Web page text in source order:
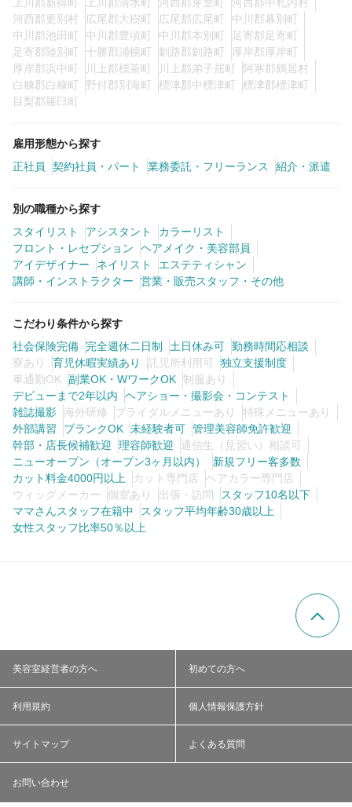
上川郡新得町
上川郡清水町 河西郡芽室町
河西郡中札内村
河西郡更別村
広尾郡大樹町 広尾郡広尾町
中川郡幕別町
中川郡池田町
中川郡豊頃町 中川郡本別町
足寄郡足寄町
足寄郡陸別町
十勝郡浦幌町 釧路郡釧路町
厚岸郡厚岸町
厚岸郡浜中町
川上郡標茶町 川上郡弟子屈町
阿寒郡鶴居村
白糠郡白糠町
野付郡別海町 標津郡中標津町
標津郡標津町
目梨郡羅臼町
雇用形態から探す
正社員
契約社員・パート 業務委託・フリーランス 紹介・派遣
別の職種から探す
スタイリスト
アシスタント
カラーリスト
フロント・レセプション
ヘアメイク・美容部員
アイデザイナー
ネイリスト
エステティシャン
講師・インストラクター
営業・販売スタッフ・その他
こだわり条件から探す
社会保険完備
完全週休二日制 土日休み可 勤務時間応相談
寮あり
育児休暇実績あり 託児所利用可
独立支援制度
車通勤OK 副業OK・WワークOK 制服あり
デビューまで2年以内
ヘアショー・撮影会・コンテスト
雑誌撮影 海外研修 ブライダルメニューあり
特殊メニューあり
外部講習
ブランクOK 未経験者可 管理美容師免許歓迎
幹部・店長候補歓迎
理容師歓迎
通信生（見習い）相談可
ニューオープン（オープン3ヶ月以内）
新規フリー客多数
カット料金4000円以上
カット専門店
ヘアカラー専門店
ウィッグメーカー
個室あり 出張・訪問
スタッフ10名以下
ママさんスタッフ在籍中
スタッフ平均年齢30歳以上
女性スタッフ比率50％以上
美容室経営者の方へ 初めての方へ
利用規約 個人情報保護方針
サイトマップ よくある質問
お問い合わせ